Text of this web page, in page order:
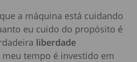
a máquina está cuidando
eu cuido do propósito é
liberdade
meu tempo é investido em